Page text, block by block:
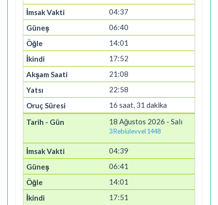
04:37
06:40
14:01
17:52
21:08
22:58
16 saat, 31 dakika
18 Ağustos 2026 - Salı
3 Rebiülevvel 1448
04:39
06:41
14:01
17:51